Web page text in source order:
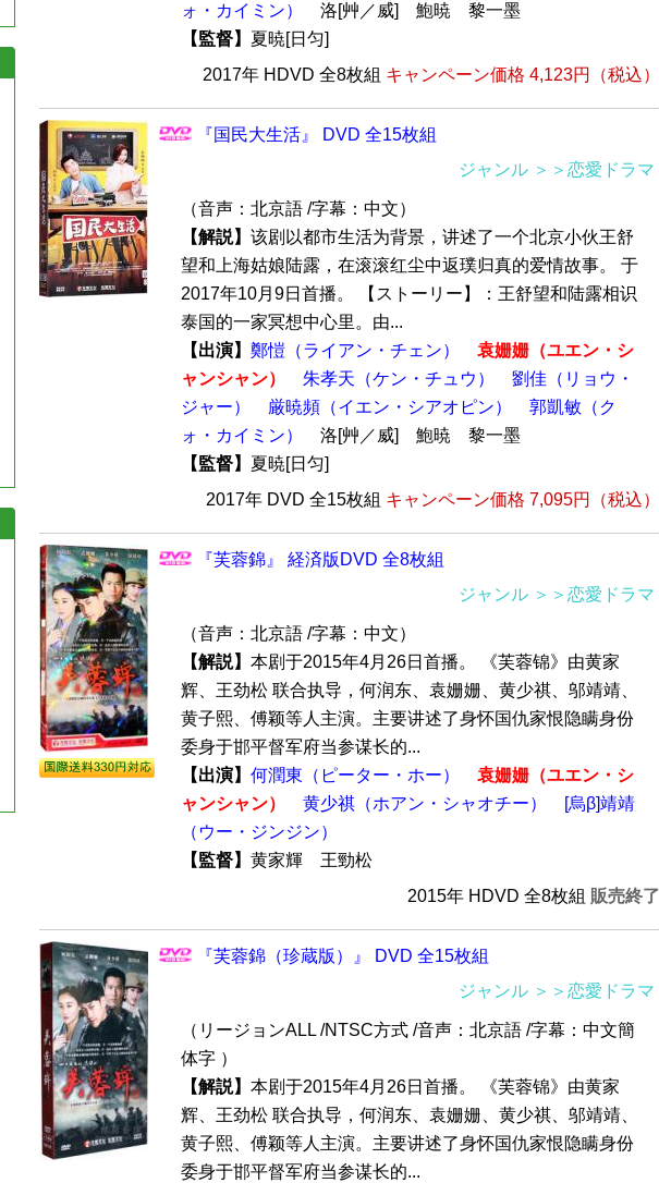
ォ・カイミン）
洛[艸／威] 鮑暁 黎一墨
【監督】 夏暁[日匀]
2017年 HDVD 全8枚組 キャンペーン価格 4,123円（税込）
『国民大生活』 DVD 全15枚組
ジャンル ＞＞恋愛ドラマ
（音声：北京語 /字幕：中文）
【解説】 该剧以都市生活为背景，讲述了一个北京小伙王舒
望和上海姑娘陆露，在滚滚红尘中返璞归真的爱情故事。 于
2017年10月9日首播。 【ストーリー】：王舒望和陆露相识
泰国的一家冥想中心里。由...
【出演】 鄭愷（ライアン・チェン）
袁姗姗​​​​（ユエン・シ
ャンシャン）
朱孝天（ケン・チュウ）
劉佳（リョウ・
ジャー）
厳暁頻（イエン・シアオピン）
郭凱敏（ク
ォ・カイミン）
洛[艸／威] 鮑暁 黎一墨
【監督】 夏暁[日匀]
2017年 DVD 全15枚組 キャンペーン価格 7,095円（税込）
『芙蓉錦』 経済版DVD 全8枚組
ジャンル ＞＞恋愛ドラマ
（音声：北京語 /字幕：中文）
【解説】 本剧于2015年4月26日首播。 《芙蓉锦》由黄家
辉、王劲松 联合执导，何润东、袁姗姗、黄少祺、邬靖靖、
黄子熙、傅颖等人主演。主要讲述了身怀国仇家恨隐瞒身份
委身于邯平督军府当参谋长的...
【出演】 何潤東（ピーター・ホー）
袁姗姗​​​​（ユエン・シ
ャンシャン）
黄少祺（ホアン・シャオチー）
[烏β]靖靖
（ウー・ジンジン）
【監督】 黄家輝 王勁松
2015年 HDVD 全8枚組 販売終了
『芙蓉錦（珍蔵版）』 DVD 全15枚組
ジャンル ＞＞恋愛ドラマ
（リージョンALL /NTSC方式 /音声：北京語 /字幕：中文簡
体字 ）
【解説】 本剧于2015年4月26日首播。 《芙蓉锦》由黄家
辉、王劲松 联合执导，何润东、袁姗姗、黄少祺、邬靖靖、
黄子熙、傅颖等人主演。主要讲述了身怀国仇家恨隐瞒身份
委身于邯平督军府当参谋长的...